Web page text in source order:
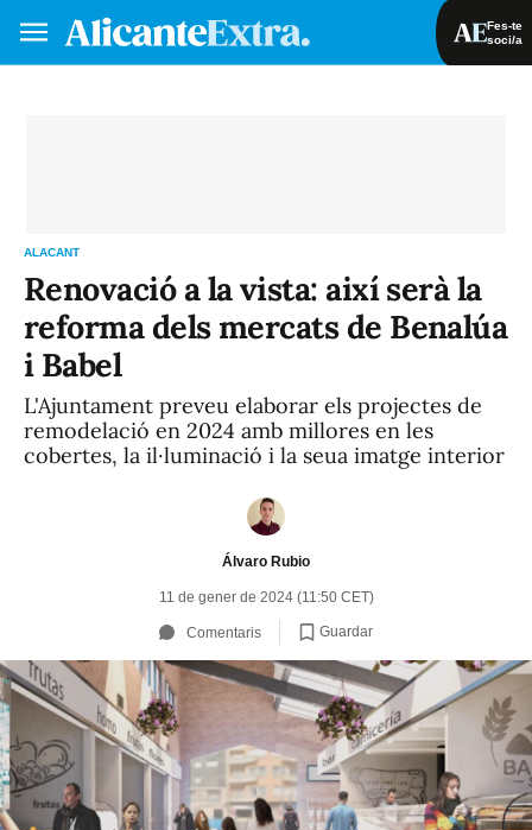
Fes-te
soci/a
ALACANT
Renovació a la vista: així serà la
reforma dels mercats de Benalúa
i Babel
L'Ajuntament preveu elaborar els projectes de
remodelació en 2024 amb millores en les
cobertes, la il·luminació i la seua imatge interior
Álvaro Rubio
11 de gener de 2024 (11:50 CET)
Comentaris Guardar